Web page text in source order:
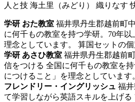
人と技 海土里（みどり） 織りなす
学研 おた教室 福井県丹生郡越前町
に何千もの教室を持つ学研。70年
理念としています。 算国セットの
学研 あさひ教室 福井県丹生郡越前
信をつける 全国に何千もの教室を
につけること」を理念としていま
フレンドリー・イングリッシュ 福
て学習しながら英語スキルを上げ